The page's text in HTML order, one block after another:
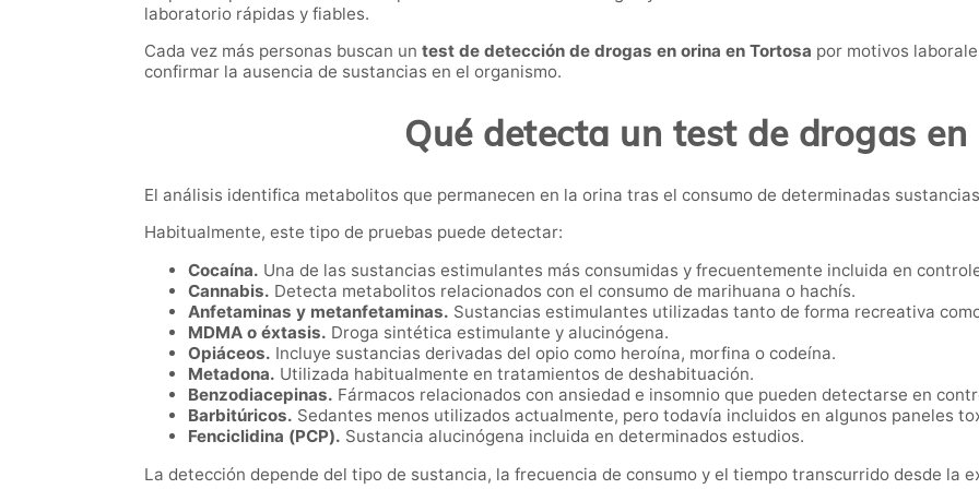
laboratorio rápidas y fiables.
Cada vez más personas buscan un test de detección de drogas en orina en Tortosa por motivos
confirmar la ausencia de sustancias en el organismo.
Qué detecta un test de drogas
El análisis identifica metabolitos que permanecen en la orina tras el consumo de determinadas
Habitualmente, este tipo de pruebas puede detectar:
Cocaína. Una de las sustancias estimulantes más consumidas y frecuentemente incluida en
Cannabis. Detecta metabolitos relacionados con el consumo de marihuana o hachís.
Anfetaminas y metanfetaminas. Sustancias estimulantes utilizadas tanto de forma recreativa
MDMA o éxtasis. Droga sintética estimulante y alucinógena.
Opiáceos. Incluye sustancias derivadas del opio como heroína, morfina o codeína.
Metadona. Utilizada habitualmente en tratamientos de deshabituación.
Benzodiacepinas. Fármacos relacionados con ansiedad e insomnio que pueden detectarse en
Barbitúricos. Sedantes menos utilizados actualmente, pero todavía incluidos en algunos paneles
Fenciclidina (PCP). Sustancia alucinógena incluida en determinados estudios.
La detección depende del tipo de sustancia, la frecuencia de consumo y el tiempo transcurrido desde la